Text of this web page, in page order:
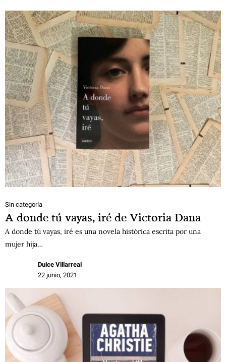
Sin categoría
A donde tú vayas, iré de Victoria Dana
A donde tú vayas, iré es una novela histórica escrita por una
mujer hija…
Dulce Villarreal
22 junio, 2021